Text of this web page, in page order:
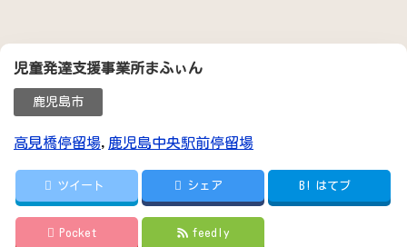
児童発達支援事業所まふぃん
鹿児島市
高見橋停留場, 鹿児島中央駅前停留場
ツイート シェア B! はてブ
Pocket feedly